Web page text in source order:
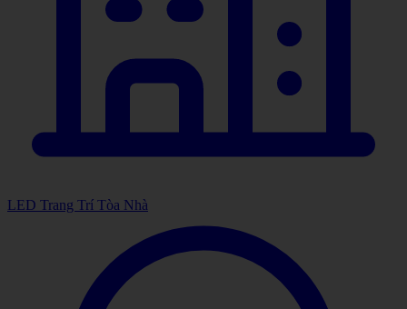
LED Trang Trí Tòa Nhà